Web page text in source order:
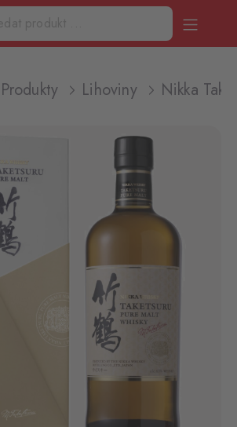
Produkty Lihoviny Nikka